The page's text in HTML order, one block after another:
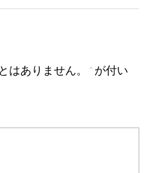
はありません。 * が付い